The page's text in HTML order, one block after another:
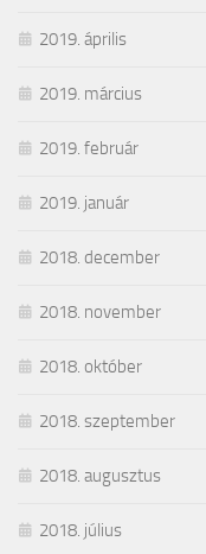
2019. április
2019. március
2019. február
2019. január
2018. december
2018. november
2018. október
2018. szeptember
2018. augusztus
2018. július